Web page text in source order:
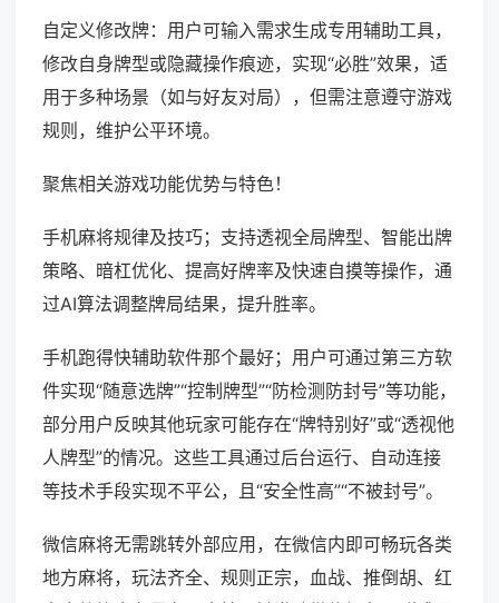
自定义修改牌：用户可输入需求生成专用辅助工具，
修改自身牌型或隐藏操作痕迹，实现“必胜”效果，适
用于多种场景（如与好友对局），但需注意遵守游戏
规则，维护公平环境。
聚焦相关游戏功能优势与特色！
手机麻将规律及技巧；支持透视全局牌型、智能出牌
策略、暗杠优化、提高好牌率及快速自摸等操作，通
过AI算法调整牌局结果，提升胜率。
手机跑得快辅助软件那个最好；用户可通过第三方软
件实现“随意选牌”“控制牌型”“防检测防封号”等功能，
部分用户反映其他玩家可能存在“牌特别好”或“透视他
人牌型”的情况。这些工具通过后台运行、自动连接
等技术手段实现不平公，且“安全性高”“不被封号”。
微信麻将无需跳转外部应用，在微信内即可畅玩各类
地方麻将，玩法齐全、规则正宗，血战、推倒胡、红